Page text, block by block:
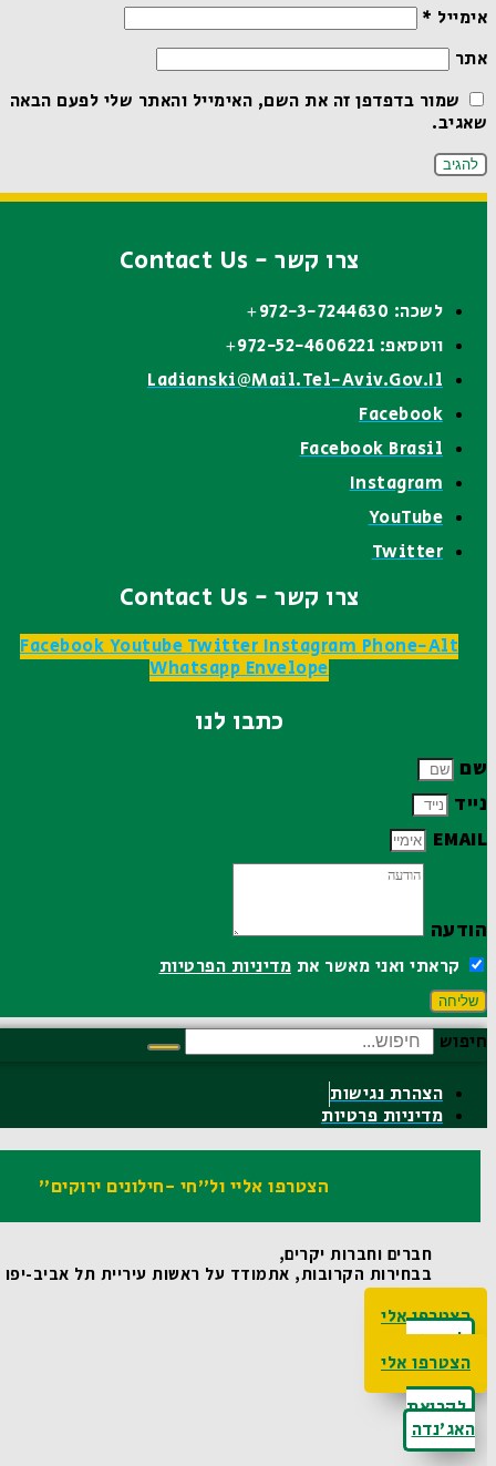
אימייל*
אתר
שמור בדפדפן זה את השם, האימייל והאתר שלי לפעם הבאה
שאגיב.
צרו קשר - Contact Us
לשכה: 972-3-7244630+
ווטסאפ: 972-52-4606221+
Ladianski@mail.tel-Aviv.gov.il
Facebook
Facebook Brasil
Instagram
YouTube
Twitter
צרו קשר - Contact Us
FacebookYoutubeTwitterInstagramPhone-Alt
WhatsappEnvelope
כתבו לנו
שם
נייד
EMAIL
הודעה
קראתי ואני מאשר אתמדיניות הפרטיות
שליחה
חיפוש
הצהרת נגישות
מדיניות פרטיות
הצטרפו אליי ול"חי -חילונים ירוקים"
חברים וחברות יקרים,
בבחירות הקרובות, אתמודד על ראשות עיריית תל אביב-יפו
הצטרפו אלי
לקריאת
האג'נדה
הצטרפו אלי
לקריאת
האג'נדה